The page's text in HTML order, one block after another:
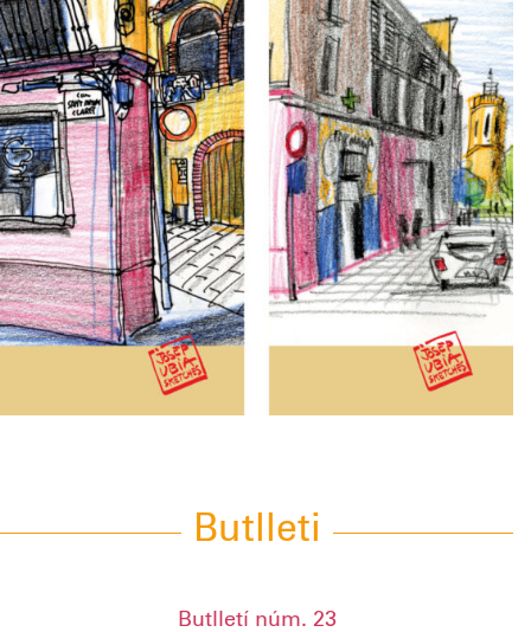
Butlleti
Butlletí núm. 23